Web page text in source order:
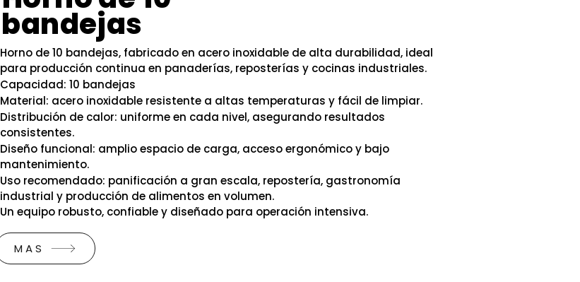
bandejas
Horno de 10 bandejas, fabricado en acero inoxidable de alta durabilidad, ideal
para producción continua en panaderías, reposterías y cocinas industriales.
Capacidad: 10 bandejas
Material: acero inoxidable resistente a altas temperaturas y fácil de limpiar.
Distribución de calor: uniforme en cada nivel, asegurando resultados
consistentes.
Diseño funcional: amplio espacio de carga, acceso ergonómico y bajo
mantenimiento.
Uso recomendado: panificación a gran escala, repostería, gastronomía
industrial y producción de alimentos en volumen.
Un equipo robusto, confiable y diseñado para operación intensiva.
MAS